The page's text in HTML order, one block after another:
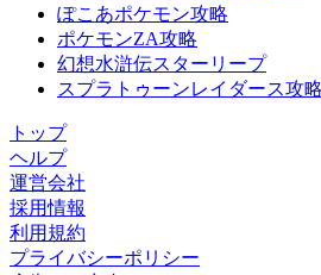
ぽこあポケモン攻略
ポケモンZA攻略
幻想水滸伝スターリープ
スプラトゥーンレイダース攻略
トップ
ヘルプ
運営会社
採用情報
利用規約
プライバシーポリシー